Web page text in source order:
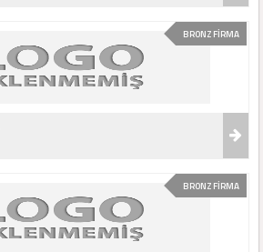
BRONZ FİRMA
BRONZ FİRMA